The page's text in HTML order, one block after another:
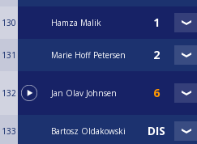
130 Hamza Malik
131 Marie Hoff Petersen
132 Jan Olav Johnsen
133 Bartosz Oldakowski